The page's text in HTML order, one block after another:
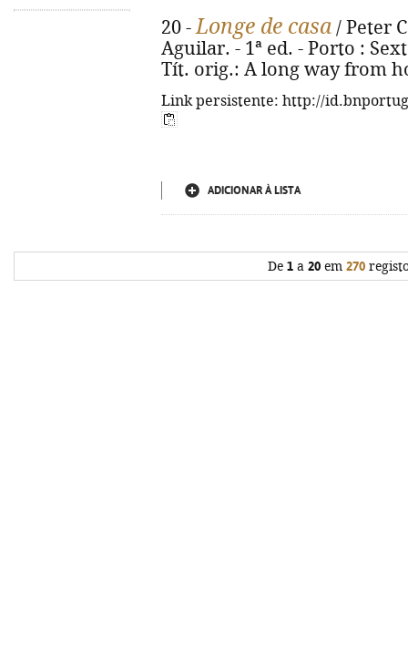
20 -Longe de casa / Peter
Aguilar. - 1ª ed. - Porto :
Tít. orig.: A long way from
Link persistente: http://
ADICIONAR À LISTA
De 1 a 20 em 270